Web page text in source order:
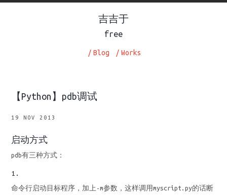
吉吉于
free
Blog
/ Works
/
【Python】pdb调试
19 NOV 2013
启动方式
pdb有三种方式：
1.
命令行启动目标程序，加上-m参数，这样调用myscript.py的话断